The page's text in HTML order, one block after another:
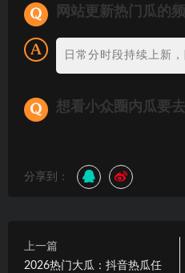
网站更新热门瓜的
日常分时段持续上新
想看小众圈内瓜要
分享到：
上一篇
2026热门大瓜：抖音热瓜任